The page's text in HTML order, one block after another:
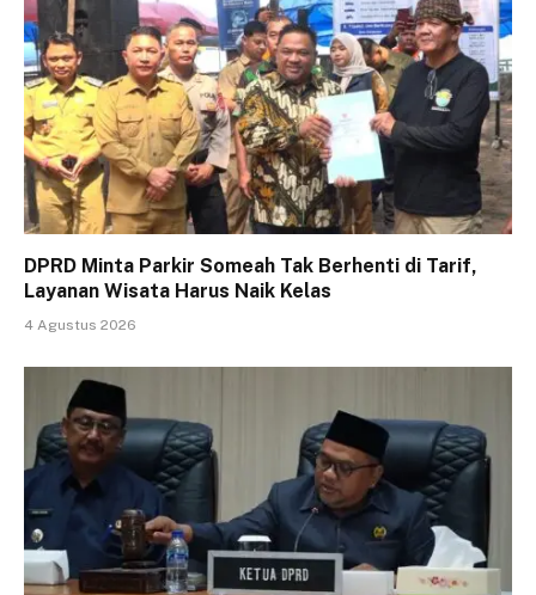
DPRD Minta Parkir Someah Tak Berhenti di Tarif,
Layanan Wisata Harus Naik Kelas
4 Agustus 2026